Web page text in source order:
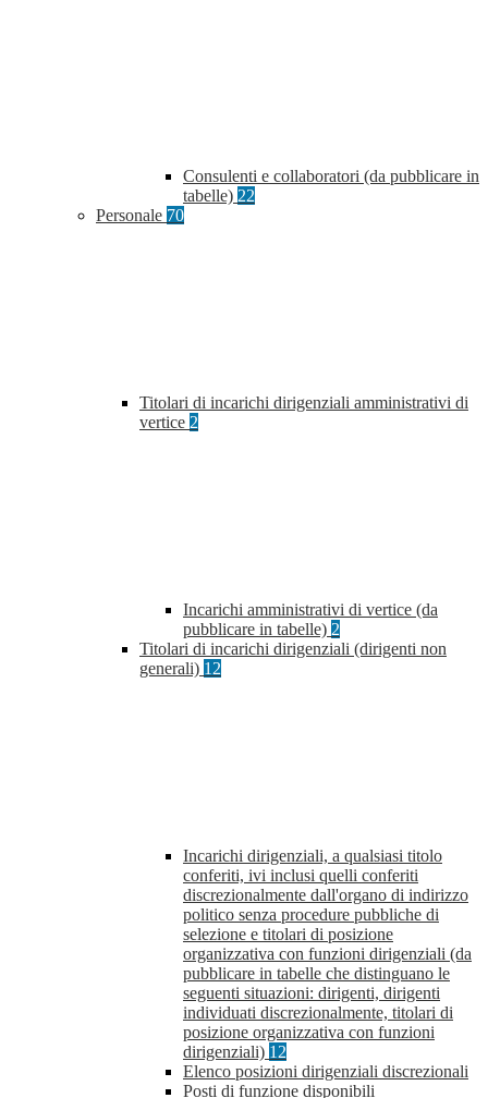
Consulenti e collaboratori (da pubblicare in
tabelle) 22
Personale 70
Titolari di incarichi dirigenziali amministrativi di
vertice 2
Incarichi amministrativi di vertice (da
pubblicare in tabelle) 2
Titolari di incarichi dirigenziali (dirigenti non
generali) 12
Incarichi dirigenziali, a qualsiasi titolo
conferiti, ivi inclusi quelli conferiti
discrezionalmente dall'organo di indirizzo
politico senza procedure pubbliche di
selezione e titolari di posizione
organizzativa con funzioni dirigenziali (da
pubblicare in tabelle che distinguano le
seguenti situazioni: dirigenti, dirigenti
individuati discrezionalmente, titolari di
posizione organizzativa con funzioni
dirigenziali) 12
Elenco posizioni dirigenziali discrezionali
Posti di funzione disponibili